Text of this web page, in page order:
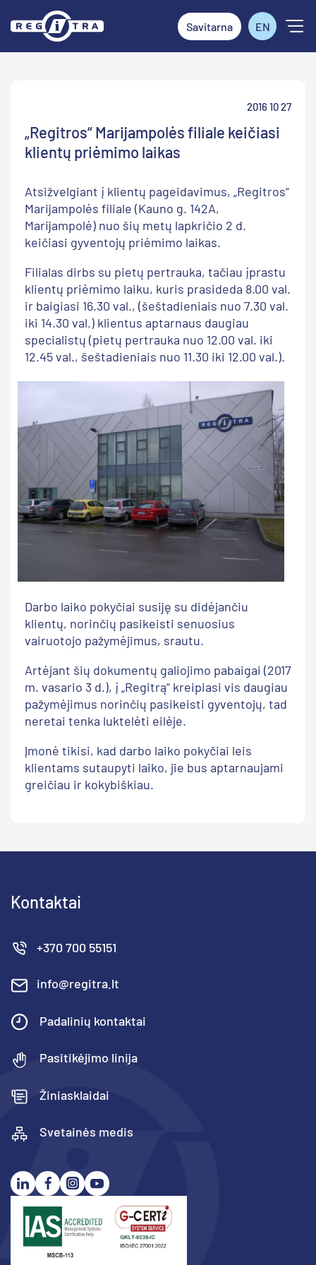
Savitarna EN
2016 10 27
„Regitros“ Marijampolės filiale keičiasi
klientų priėmimo laikas
Atsižvelgiant į klientų pageidavimus, „Regitros“
Marijampolės filiale (Kauno g. 142A,
Marijampolė) nuo šių metų lapkričio 2 d.
keičiasi gyventojų priėmimo laikas.
Filialas dirbs su pietų pertrauka, tačiau įprastu
klientų priėmimo laiku, kuris prasideda 8.00 val.
ir baigiasi 16.30 val., (šeštadieniais nuo 7.30 val.
iki 14.30 val.) klientus aptarnaus daugiau
specialistų (pietų pertrauka nuo 12.00 val. iki
12.45 val., šeštadieniais nuo 11.30 iki 12.00 val.).
Darbo laiko pokyčiai susiję su didėjančiu
klientų, norinčių pasikeisti senuosius
vairuotojo pažymėjimus, srautu.
Artėjant šių dokumentų galiojimo pabaigai (2017
m. vasario 3 d.), į „Regitrą“ kreipiasi vis daugiau
pažymėjimus norinčių pasikeisti gyventojų, tad
neretai tenka luktelėti eilėje.
Įmonė tikisi, kad darbo laiko pokyčiai leis
klientams sutaupyti laiko, jie bus aptarnaujami
greičiau ir kokybiškiau.
Kontaktai
+370 700 55151
info@regitra.lt
Padalinių kontaktai
Pasitikėjimo linija
Žiniasklaidai
Svetainės medis